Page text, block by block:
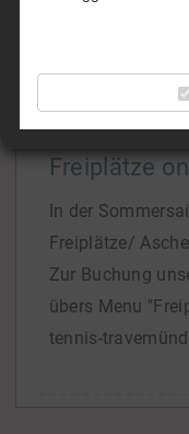
Freiplätze
In der
Freiplätze/
Zur Buchung
übers Menu
tennis-